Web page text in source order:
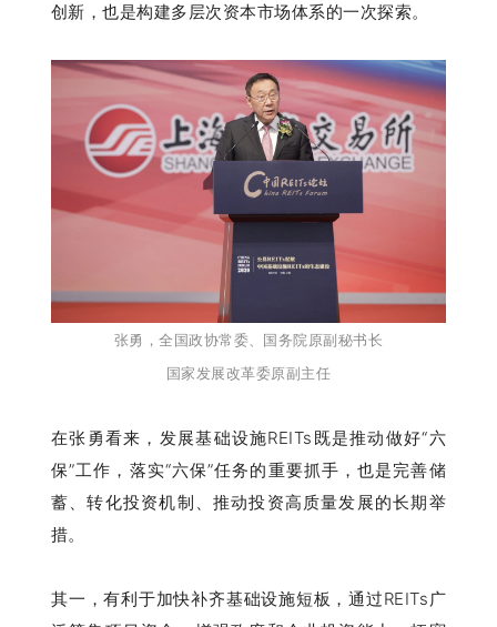
创新，也是构建多层次资本市场体系的一次探索。
张勇，全国政协常委、国务院原副秘书长
国家发展改革委原副主任
在张勇看来，发展基础设施REITs既是推动做好“六
保”工作，落实“六保”任务的重要抓手，也是完善储
蓄、转化投资机制、推动投资高质量发展的长期举
措。
其一，有利于加快补齐基础设施短板，通过REITs广